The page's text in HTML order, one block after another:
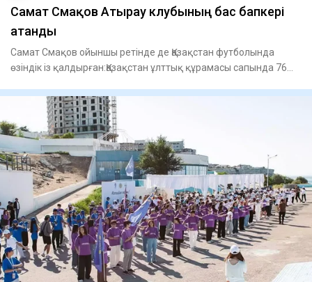
Самат Смақов Атырау клубының бас бапкері
атанды
Самат Смақов ойыншы ретінде де Қазақстан футболында
өзіндік із қалдырған:Қазақстан ұлттық құрамасы сапында 76